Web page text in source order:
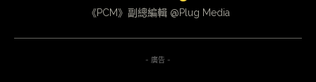
《PCM》副總編輯 @Plug Media
- 廣告 -